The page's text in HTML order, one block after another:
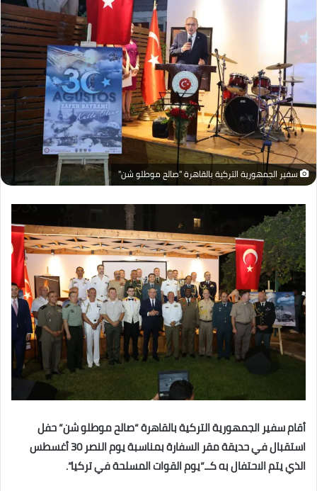
سفير الجمهورية التركية بالقاهرة "صالح موطلو شن"
أقام سفير الجمهورية التركية بالقاهرة “صالح موطلو شن” حفل
استقبال في حديقة مقر السفارة بمناسبة يوم النصر 30 أغسطس
‏الذي يتم الاحتفال به كــ”يوم القوات المسلحة في تركيا”.